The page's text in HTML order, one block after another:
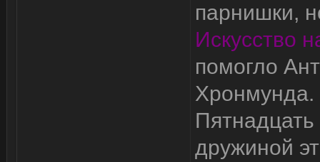
парнишки,
Искусство
помогло
Хронмунда.
дружиной